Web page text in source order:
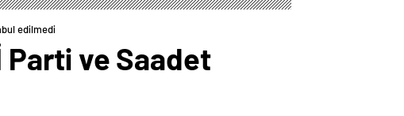
edilmedi
Parti ve Saadet